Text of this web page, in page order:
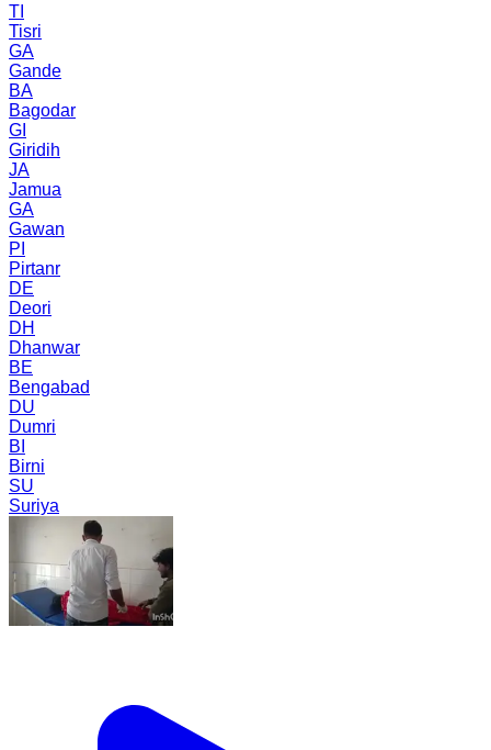
TI
Tisri
GA
Gande
BA
Bagodar
GI
Giridih
JA
Jamua
GA
Gawan
PI
Pirtanr
DE
Deori
DH
Dhanwar
BE
Bengabad
DU
Dumri
BI
Birni
SU
Suriya